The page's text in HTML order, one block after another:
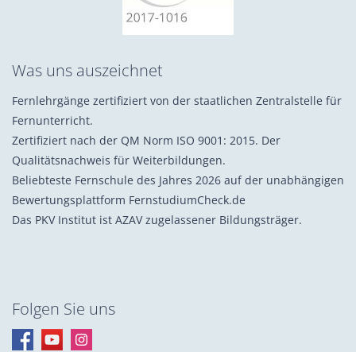
Was uns auszeichnet
Fernlehrgänge zertifiziert von der staatlichen Zentralstelle für
Fernunterricht.
Zertifiziert nach der QM Norm ISO 9001: 2015. Der
Qualitätsnachweis für Weiterbildungen.
Beliebteste Fernschule des Jahres 2026 auf der unabhängigen
Bewertungsplattform FernstudiumCheck.de
Das PKV Institut ist AZAV zugelassener Bildungsträger.
Folgen Sie uns